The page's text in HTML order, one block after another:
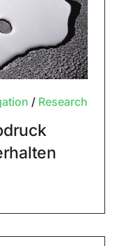
/ Research